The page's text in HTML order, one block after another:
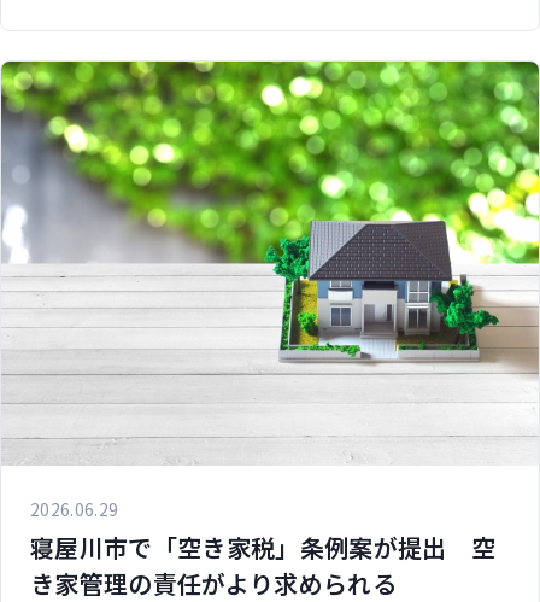
2026.06.29
寝屋川市で「空き家税」条例案が提出 空
き家管理の責任がより求められる